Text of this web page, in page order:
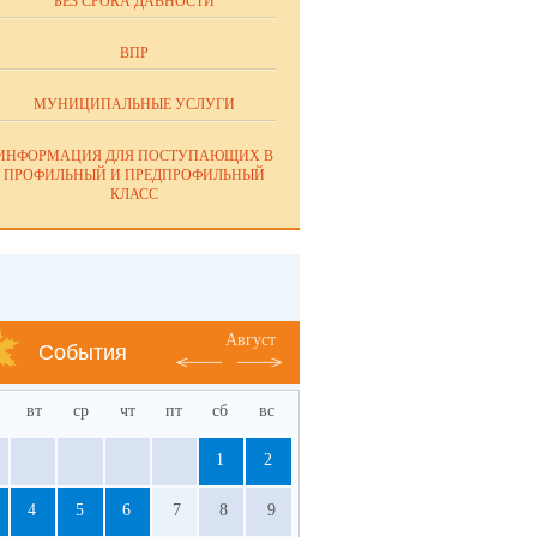
ВПР
МУНИЦИПАЛЬНЫЕ УСЛУГИ
ДЛЯ ПОСТУПАЮЩИХ В
ПРОФИЛЬНЫЙ И ПРЕДПРОФИЛЬНЫЙ
КЛАСС
События
Август
вт ср чт пт сб вс
1 2
4 5 6 7 8 9